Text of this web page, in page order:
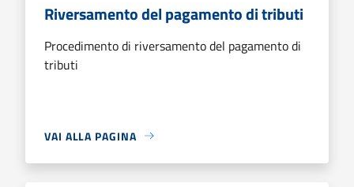
Riversamento del pagamento di tributi
Procedimento di riversamento del pagamento di
tributi
VAI ALLA PAGINA